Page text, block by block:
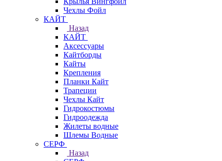
Чехлы Фойл
КАЙТ
Назад
КАЙТ
Аксессуары
Кайтборды
Кайты
Крепления
Планки Кайт
Трапеции
Чехлы Кайт
Гидрокостюмы
Гидроодежда
Жилеты водные
Шлемы Водные
СЕРФ
Назад